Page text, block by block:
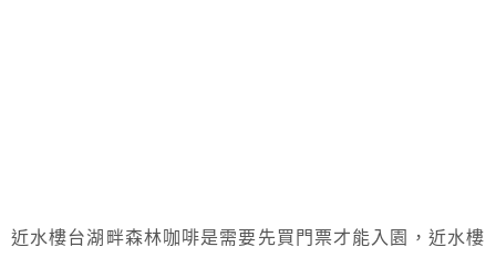
近水樓台湖畔森林咖啡是需要先買門票才能入園，近水樓